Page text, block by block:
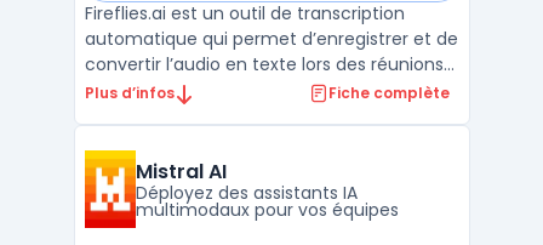
Fireflies.ai est un outil de transcription
automatique qui permet d’enregistrer et de
convertir l’audio en texte lors des réunions
en ligne. Grâce à l’intelligence artificielle, la
compte-rendu automatique, facilitant ains
...
Plus d’infos Fiche complète
Mistral AI
Déployez des assistants IA
multimodaux pour vos équipes